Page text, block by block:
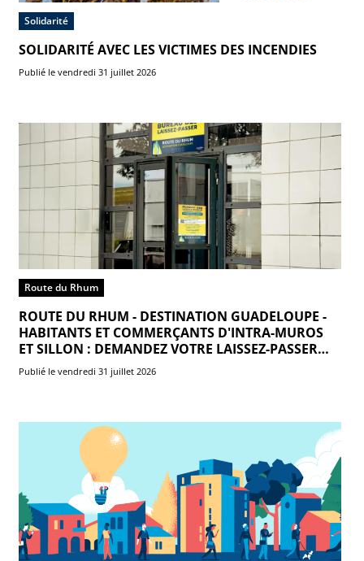
Solidarité
SOLIDARITÉ AVEC LES VICTIMES DES INCENDIES
Publié le vendredi 31 juillet 2026
Route du Rhum
ROUTE DU RHUM - DESTINATION GUADELOUPE -
HABITANTS ET COMMERÇANTS D'INTRA-MUROS
ET SILLON : DEMANDEZ VOTRE LAISSEZ-PASSER
POUR VOS VÉHICULES MOTORISÉS
Publié le vendredi 31 juillet 2026